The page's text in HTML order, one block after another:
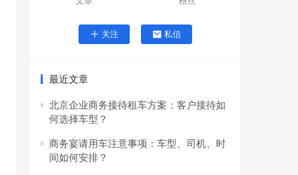
关注 私信
最近文章
北京企业商务接待租车方案：客户接待如
何选择车型？
商务宴请用车注意事项：车型、司机、时
间如何安排？